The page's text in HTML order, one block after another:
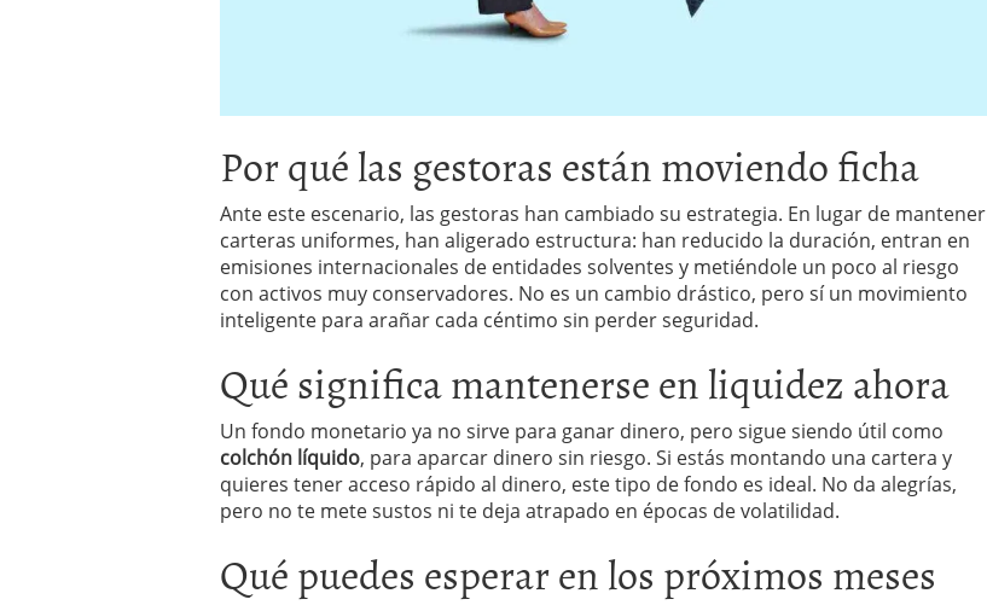
Por qué las gestoras están moviendo ficha
Ante este escenario, las gestoras han cambiado su estrategia. En lugar de mantener
carteras uniformes, han aligerado estructura: han reducido la duración, entran en
emisiones internacionales de entidades solventes y metiéndole un poco al riesgo
con activos muy conservadores. No es un cambio drástico, pero sí un movimiento
inteligente para arañar cada céntimo sin perder seguridad.
Qué significa mantenerse en liquidez ahora
Un fondo monetario ya no sirve para ganar dinero, pero sigue siendo útil como
colchón líquido, para aparcar dinero sin riesgo. Si estás montando una cartera y
quieres tener acceso rápido al dinero, este tipo de fondo es ideal. No da alegrías,
pero no te mete sustos ni te deja atrapado en épocas de volatilidad.
Qué puedes esperar en los próximos meses